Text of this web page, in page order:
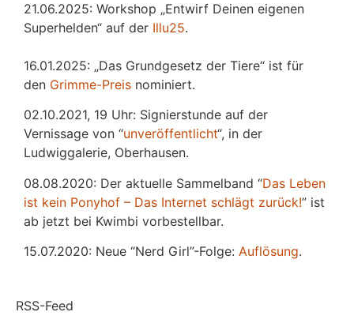
21.06.2025: Workshop „Entwirf Deinen eigenen
Superhelden“ auf der Illu25.
16.01.2025: „Das Grundgesetz der Tiere“ ist für
den Grimme-Preis nominiert.
02.10.2021, 19 Uhr: Signierstunde auf der
Vernissage von “unveröffentlicht“, in der
Ludwiggalerie, Oberhausen.
08.08.2020: Der aktuelle Sammelband “Das Leben
ist kein Ponyhof – Das Internet schlägt zurück!” ist
ab jetzt bei Kwimbi vorbestellbar.
15.07.2020: Neue “Nerd Girl”-Folge: Auflösung.
RSS-Feed